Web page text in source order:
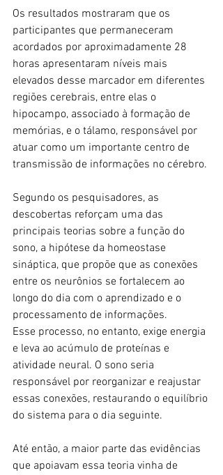
Os resultados mostraram que os
participantes que permaneceram
acordados por aproximadamente 28
horas apresentaram níveis mais
elevados desse marcador em diferentes
regiões cerebrais, entre elas o
hipocampo, associado à formação de
memórias, e o tálamo, responsável por
atuar como um importante centro de
transmissão de informações no cérebro.
Segundo os pesquisadores, as
descobertas reforçam uma das
principais teorias sobre a função do
sono, a hipótese da homeostase
sináptica, que propõe que as conexões
entre os neurônios se fortalecem ao
longo do dia com o aprendizado e o
processamento de informações.
Esse processo, no entanto, exige energia
e leva ao acúmulo de proteínas e
atividade neural. O sono seria
responsável por reorganizar e reajustar
essas conexões, restaurando o equilíbrio
do sistema para o dia seguinte.
Até então, a maior parte das evidências
que apoiavam essa teoria vinha de